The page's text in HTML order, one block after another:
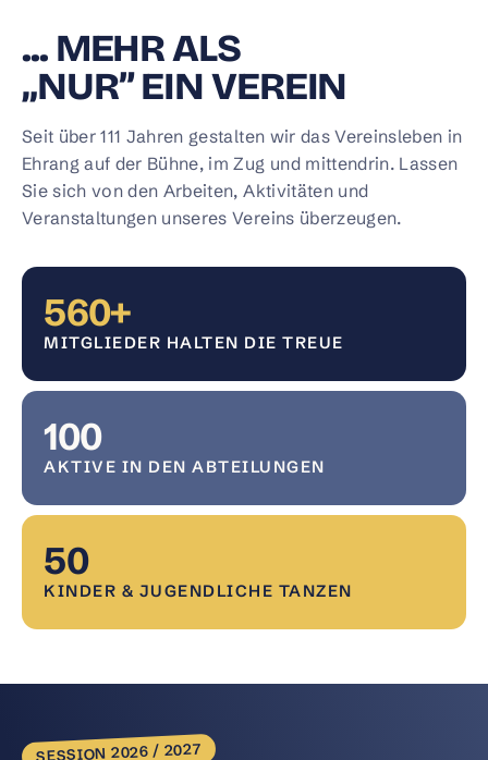
... MEHR ALS
„NUR” EIN VEREIN
Seit über 111 Jahren gestalten wir das Vereinsleben in
Ehrang auf der Bühne, im Zug und mittendrin. Lassen
Sie sich von den Arbeiten, Aktivitäten und
Veranstaltungen unseres Vereins überzeugen.
560+
MITGLIEDER HALTEN DIE TREUE
100
AKTIVE IN DEN ABTEILUNGEN
50
KINDER & JUGENDLICHE TANZEN
SESSION 2026 / 2027